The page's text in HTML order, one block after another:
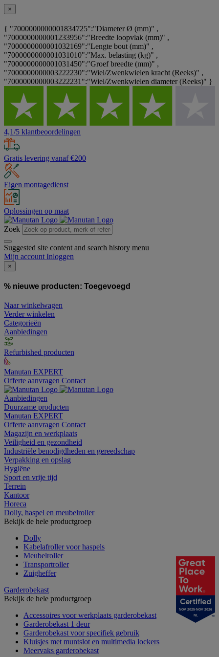
×
{ "7000000000001834725":"Diameter Ø (mm)" ,
"7000000000001233956":"Breedte loopvlak (mm)" ,
"7000000000001032169":"Lengte bout (mm)" ,
"7000000000001031010":"Max. belasting (kg)" ,
"7000000000001031450":"Groef breedte (mm)" ,
"7000000000003222230":"Wiel/Zwenkwielen kracht (Reeks)" ,
"7000000000003222231":"Wiel/Zwenkwielen diameter (Reeks)" }
4,1/5 klantbeoordelingen
Gratis levering vanaf €200
Eigen montagedienst
Oplossingen op maat
Zoek
Suggested site content and search history menu
Mijn account Inloggen
×
% nieuwe producten: Toegevoegd
Naar winkelwagen
Verder winkelen
Categorieën
Aanbiedingen
Refurbished producten
Manutan EXPERT
Offerte aanvragen Contact
Aanbiedingen
Duurzame producten
Manutan EXPERT
Offerte aanvragen Contact
Magazijn en werkplaats
Veiligheid en gezondheid
Industriële benodigdheden en gereedschap
Verpakking en opslag
Hygiëne
Sport en vrije tijd
Terrein
Kantoor
Horeca
Dolly, haspel en meubelroller
Bekijk de hele productgroep
Dolly
Kabelafroller voor haspels
Meubelroller
Transportroller
Zuigheffer
Garderobekast
Bekijk de hele productgroep
Accessoires voor werkplaats garderobekast
Garderobekast 1 deur
Garderobekast voor specifiek gebruik
Kluisjes met muntslot en multimedia lockers
Meervaks garderobekast
NOV 2025-NOV 2026
NL